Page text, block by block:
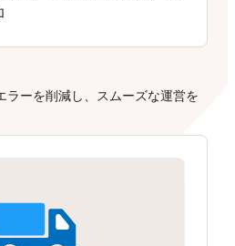
ラーを削減し、スムーズな運営を